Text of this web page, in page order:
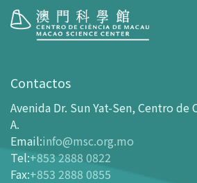
Horário de Funcionamento
Como chegar ao MSC
Bilheteira
- Comprar Ingressos On-line
- Ingressos e Tabela de Descontos
Contactos
Avenida Dr. Sun Yat-Sen, Centro de
A.
Email:info@msc.org.mo
Tel:+853 2888 0822
Fax:+853 2888 0855